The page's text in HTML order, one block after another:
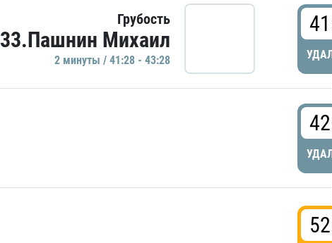
Грубость
33.Пашнин Михаил
2 минуты / 41:28 - 43:28